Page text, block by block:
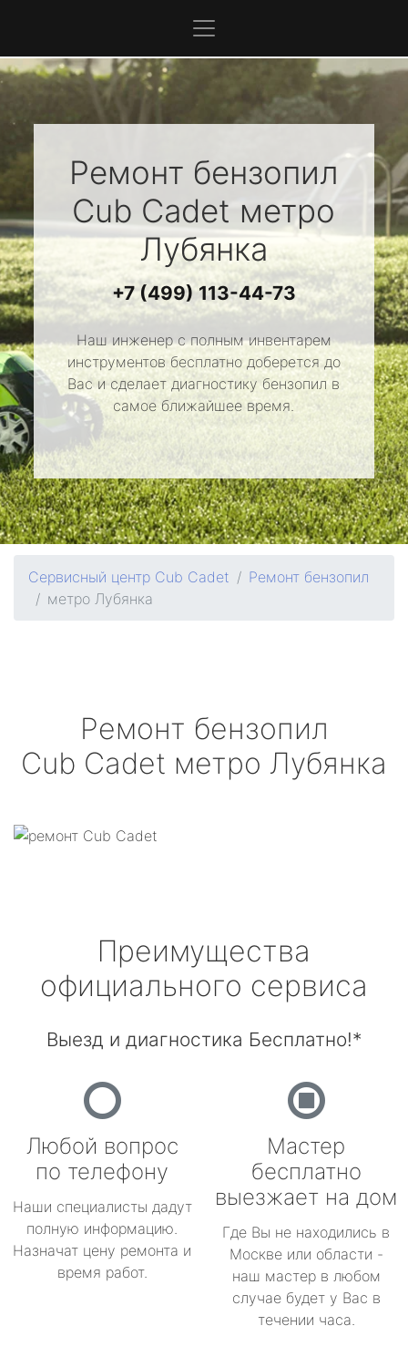
Ремонт бензопил
Cub Cadet метро
Лубянка
+7 (499) 113-44-73
Наш инженер с полным инвентарем
инструментов бесплатно доберется до
Вас и сделает диагностику бензопил в
самое ближайшее время.
Сервисный центр Cub Cadet
Ремонт бензопил
метро Лубянка
Ремонт бензопил
Cub Cadet метро Лубянка
Преимущества
официального сервиса
Выезд и диагностика Бесплатно!*
Любой вопрос
по телефону
Наши специалисты дадут
полную информацию.
Назначат цену ремонта и
время работ.
Мастер
бесплатно
выезжает на дом
Где Вы не находились в
Москве или области -
наш мастер в любом
случае будет у Вас в
течении часа.